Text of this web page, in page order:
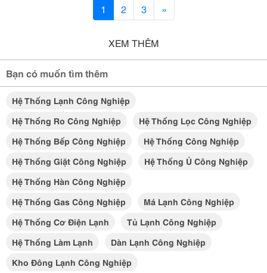
1 2 3 »
XEM THÊM
Bạn có muốn tìm thêm
Hệ Thống Lạnh Công Nghiệp
Hệ Thống Ro Công Nghiệp
Hệ Thống Lọc Công Nghiệp
Hệ Thống Bếp Công Nghiệp
Hệ Thống Công Nghiệp
Hệ Thống Giặt Công Nghiệp
Hệ Thống Ủ Công Nghiệp
Hệ Thống Hàn Công Nghiệp
Hệ Thống Gas Công Nghiệp
Má Lạnh Công Nghiệp
Hệ Thống Cơ Điện Lạnh
Tủ Lạnh Công Nghiệp
Hệ Thống Làm Lạnh
Dàn Lạnh Công Nghiệp
Kho Đông Lạnh Công Nghiệp